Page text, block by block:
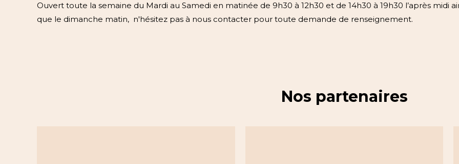
Ouvert toute la semaine du Mardi au Samedi en matinée de 9h30 à 12h30 et de 14h30 à 19h30 l’après midi
que le dimanche matin, n'hésitez pas à nous contacter pour toute demande de renseignement.
Nos partenaires